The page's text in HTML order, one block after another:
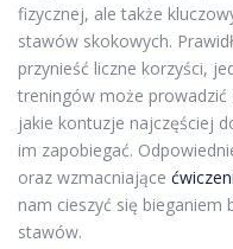
fizycznej, ale także
stawów skokowych.
przynieść liczne korzyści,
treningów może
jakie kontuzje najczęściej
im zapobiegać.
oraz wzmacniające
nam cieszyć się bieganiem
stawów.